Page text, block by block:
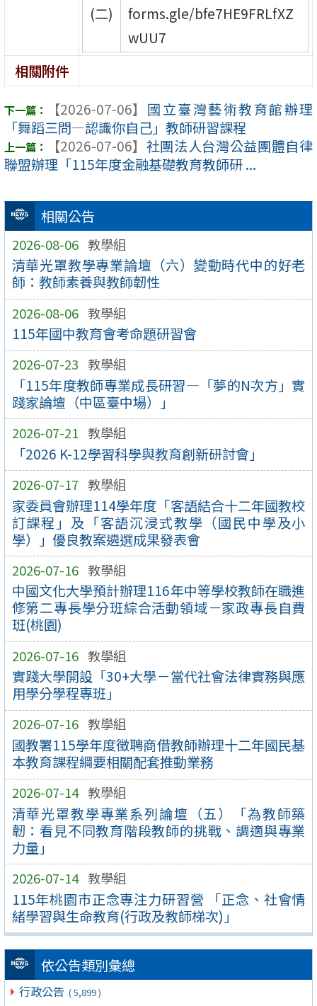
相關公告
2026-08-06 教學組
清華光罩教學專業論壇（六）變動時代中的好老
師：教師素養與教師韌性
2026-08-06 教學組
115年國中教育會考命題研習會
2026-07-23 教學組
「115年度教師專業成長研習—「夢的N次方」實
踐家論壇（中區臺中場）」
2026-07-21 教學組
「2026 K-12學習科學與教育創新研討會」
2026-07-17 教學組
家委員會辦理114學年度「客語結合十二年國教校
訂課程」及「客語沉浸式教學（國民中學及小
學）」優良教案遴選成果發表會
2026-07-16 教學組
中國文化大學預計辦理116年中等學校教師在職進
修第二專長學分班綜合活動領域－家政專長自費
班(桃園)
2026-07-16 教學組
實踐大學開設「30+大學－當代社會法律實務與應
用學分學程專班」
2026-07-16 教學組
國教署115學年度徵聘商借教師辦理十二年國民基
本教育課程綱要相關配套推動業務
2026-07-14 教學組
清華光罩教學專業系列論壇（五）「為教師築
韌：看見不同教育階段教師的挑戰、調適與專業
力量」
2026-07-14 教學組
115年桃園市正念專注力研習營 「正念、社會情
緒學習與生命教育(行政及教師梯次)」
依公告類別彙總
行政公告 ( 5,899 )
(二)
forms.gle/bfe7HE9FRLfXZ
wUU7
相關附件
【2026-07-06】 國立臺灣藝術教育館辦理
「舞蹈三問―認識你自己」教師研習課程
【2026-07-06】 社團法人台灣公益團體自律
聯盟辦理「115年度金融基礎教育教師研 ...